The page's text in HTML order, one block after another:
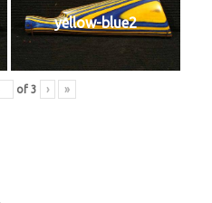
yellow-blue2
of 3 › »